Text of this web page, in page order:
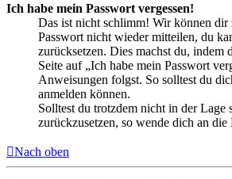
Ich habe mein Passwort vergessen!
Das ist nicht schlimm! Wir können dir
Passwort nicht wieder mitteilen, du
zurücksetzen. Dies machst du, indem
Seite auf „Ich habe mein Passwort
Anweisungen folgst. So solltest du
anmelden können.
Solltest du trotzdem nicht in der Lage
zurückzusetzen, so wende dich an
Nach oben